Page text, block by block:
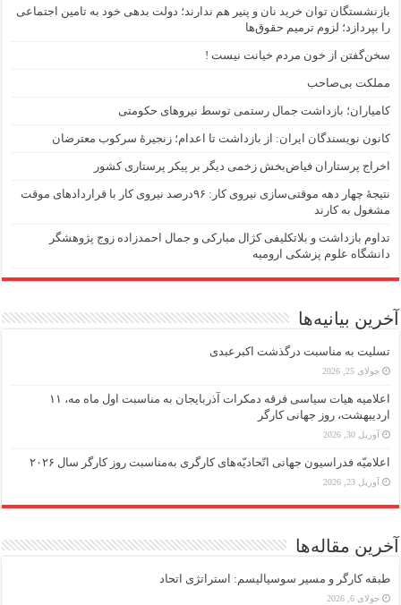
بازنشستگان توان خرید نان و پنیر هم ندارند؛ دولت بدهی خود به تامین اجتماعی
را بپردازد؛ لزوم ترمیم حقوق‌ها
سخن‌گفتن از خون مردم خیانت نیست !
مملکت بی‌صاحب
کامیاران؛ بازداشت جمال رستمی توسط نیروهای حکومتی
کانون نویسندگان ایران: از بازداشت تا اعدام؛ زنجیرۀ سرکوب معترضان
اخراج پرستاران فیاض‌بخش زخمی دیگر بر پیکر پرستاری کشور
نتیجهٔ چهار دهه موقتی‌سازی نیروی کار: ۹۶درصد نیروی کار با قراردادهای موقت
مشغول به کارند
تداوم بازداشت و بلاتکلیفی کژال مبارکی و جمال احمدزاده زوج پژوهشگر
دانشگاه علوم پزشکی ارومیه
آخرین بیانیه‌ها
تسلیت به مناسبت درگذشت اکبرعبدی
جولای 25, 2026
اعلامیه هیات سیاسی فرقه دمکرات آذربایجان به مناسبت اول ماه مه، ۱۱
اردیبهشت، روز جهانی کارگر
آوریل 30, 2026
اعلامیّه فدراسیون جهانی اتّحادیّه‌های کارگری به‌مناسبت روز کارگر سال ۲۰۲۶
آوریل 23, 2026
آخرین مقاله‌ها
طبقه کارگر و مسیر سوسیالیسم: استراتژی اتحاد
جولای 6, 2026